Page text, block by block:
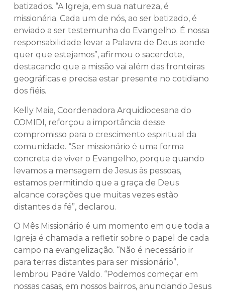
batizados. “A Igreja, em sua natureza, é
missionária. Cada um de nós, ao ser batizado, é
enviado a ser testemunha do Evangelho. É nossa
responsabilidade levar a Palavra de Deus aonde
quer que estejamos”, afirmou o sacerdote,
destacando que a missão vai além das fronteiras
geográficas e precisa estar presente no cotidiano
dos fiéis.
Kelly Maia, Coordenadora Arquidiocesana do
COMIDI, reforçou a importância desse
compromisso para o crescimento espiritual da
comunidade. “Ser missionário é uma forma
concreta de viver o Evangelho, porque quando
levamos a mensagem de Jesus às pessoas,
estamos permitindo que a graça de Deus
alcance corações que muitas vezes estão
distantes da fé”, declarou.
O Mês Missionário é um momento em que toda a
Igreja é chamada a refletir sobre o papel de cada
campo na evangelização. “Não é necessário ir
para terras distantes para ser missionário”,
lembrou Padre Valdo. “Podemos começar em
nossas casas, em nossos bairros, anunciando Jesus